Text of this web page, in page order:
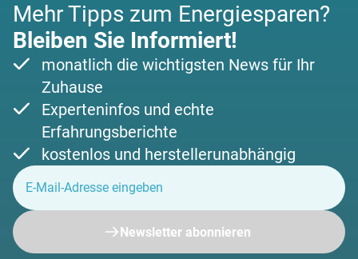
Mehr Tipps zum Energiesparen?
Bleiben Sie Informiert!
monatlich die wichtigsten News für Ihr
Zuhause
Experteninfos und echte
Erfahrungsberichte
kostenlos und herstellerunabhängig
Newsletter abonnieren